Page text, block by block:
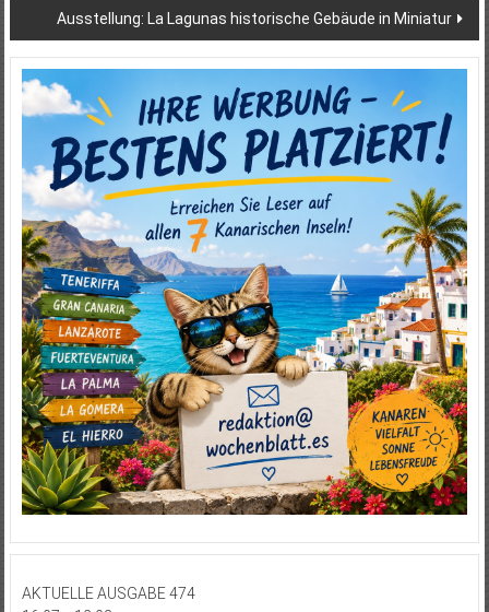
Ausstellung: La Lagunas historische Gebäude in Miniatur
AKTUELLE AUSGABE 474